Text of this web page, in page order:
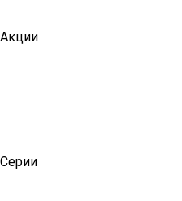
Акции
Серии